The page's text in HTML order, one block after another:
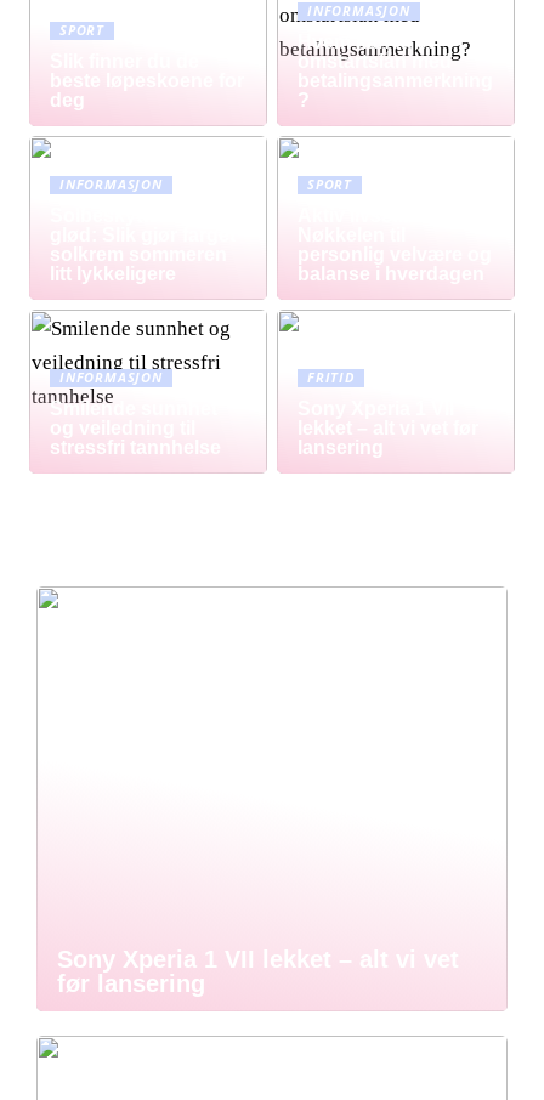
SPORT
beste løpeskoene for
deg
INFORMASJON
Hvem kan få et
omstartslån med
betalingsanmerkning
?
INFORMASJON
solkrem sommeren
litt lykkeligere
SPORT
personlig velvære og
balanse i hverdagen
INFORMASJON
Smilende sunnhet
og veiledning til
stressfri tannhelse
FRITID
lekket – alt vi vet før
lansering
Sony Xperia 1 VII lekket – alt vi vet
før lansering